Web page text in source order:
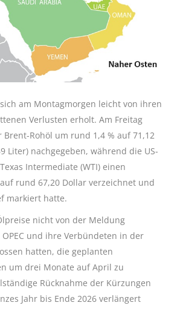
am Montagmorgen leicht von ihren
Verlusten erholt. Am Freitag
Rohöl um rund 1,4 % auf 71,12
Liter) nachgegeben, während die US-
Intermediate (WTI) einen
rund 67,20 Dollar verzeichnet und
markiert hatte.
nicht von der Meldung
und ihre Verbündeten in der
hatten, die geplanten
um drei Monate auf April zu
Rücknahme der Kürzungen
Jahr bis Ende 2026 verlängert